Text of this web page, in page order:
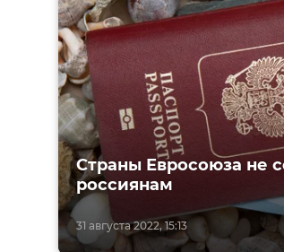
31 августа 2022, 15:13
Страны Евросоюза не
россиянам